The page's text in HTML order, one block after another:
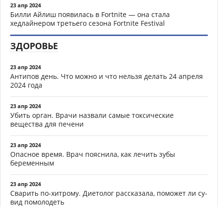
23 апр 2024
Билли Айлиш появилась в Fortnite — она стала
хедлайнером третьего сезона Fortnite Festival
ЗДОРОВЬЕ
23 апр 2024
Антипов день. Что можно и что нельзя делать 24 апреля
2024 года
23 апр 2024
Убить орган. Врачи назвали самые токсические
вещества для печени
23 апр 2024
Опасное время. Врач пояснила, как лечить зубы
беременным
23 апр 2024
Сварить по-хитрому. Диетолог рассказала, поможет ли су-
вид помолодеть